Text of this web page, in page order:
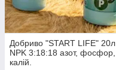
Добриво "START LIFE" 20л
NPK 3:18:18 азот, фосфор,
калій.